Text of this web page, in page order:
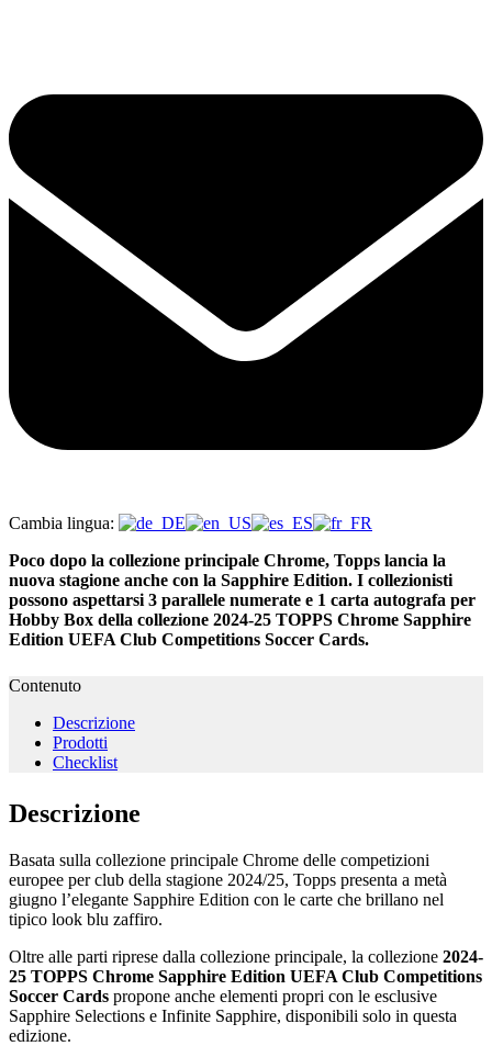
Cambia lingua:
Poco dopo la collezione principale Chrome, Topps lancia la
nuova stagione anche con la Sapphire Edition. I collezionisti
possono aspettarsi 3 parallele numerate e 1 carta autografa per
Hobby Box della collezione 2024-25 TOPPS Chrome Sapphire
Edition UEFA Club Competitions Soccer Cards.
Contenuto
Descrizione
Prodotti
Checklist
Descrizione
Basata sulla collezione principale Chrome delle competizioni
europee per club della stagione 2024/25, Topps presenta a metà
giugno l’elegante Sapphire Edition con le carte che brillano nel
tipico look blu zaffiro.
Oltre alle parti riprese dalla collezione principale, la collezione 2024-
25 TOPPS Chrome Sapphire Edition UEFA Club Competitions
Soccer Cards propone anche elementi propri con le esclusive
Sapphire Selections e Infinite Sapphire, disponibili solo in questa
edizione.